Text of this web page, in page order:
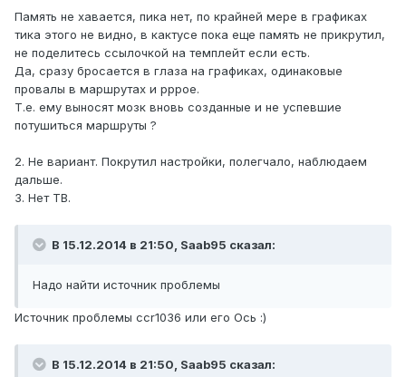
Память не хавается, пика нет, по крайней мере в графиках
тика этого не видно, в кактусе пока еще память не прикрутил,
не поделитесь ссылочкой на темплейт если есть.
Да, сразу бросается в глаза на графиках, одинаковые
провалы в маршрутах и pppoe.
Т.е. ему выносят мозк вновь созданные и не успевшие
потушиться маршруты ?
2. Не вариант. Покрутил настройки, полегчало, наблюдаем
дальше.
3. Нет ТВ.
В 15.12.2014 в 21:50, Saab95 сказал:
Надо найти источник проблемы
Источник проблемы ccr1036 или его Ось :)
В 15.12.2014 в 21:50, Saab95 сказал: